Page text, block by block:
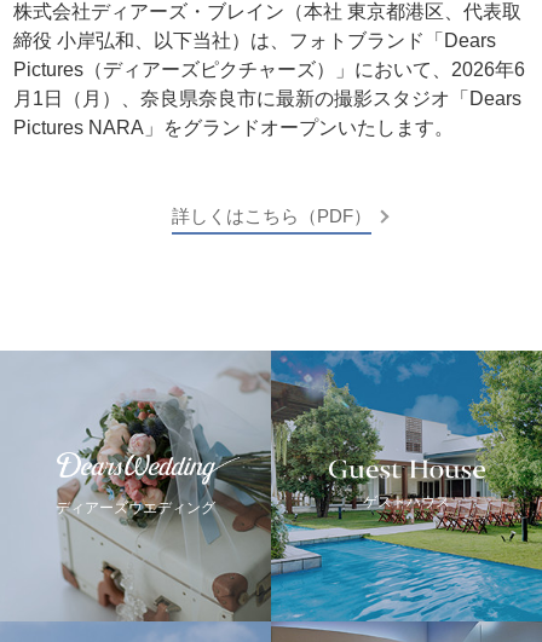
株式会社ディアーズ・ブレイン（本社 東京都港区、代表取
締役 小岸弘和、以下当社）は、フォトブランド「Dears
Pictures（ディアーズピクチャーズ）」において、2026年6
月1日（月）、奈良県奈良市に最新の撮影スタジオ「Dears
Pictures NARA」をグランドオープンいたします。
詳しくはこちら（PDF）
Dears Wedding
ディアーズウエディング Guest House
ゲストハウス